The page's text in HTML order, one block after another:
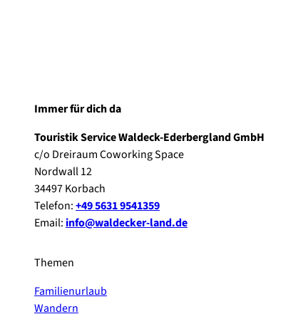
Immer für dich da
Touristik Service Waldeck-Ederbergland GmbH
c/o Dreiraum Coworking Space
Nordwall 12
34497 Korbach
Telefon:+49 5631 9541359
Email:info@waldecker-land.de
Themen
Familienurlaub
Wandern